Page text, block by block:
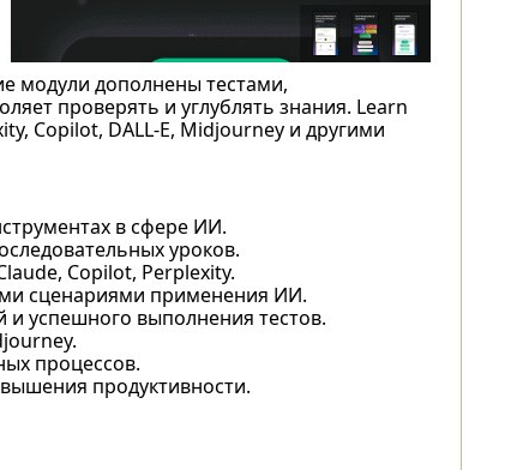
модули дополнены тестами,
проверять и углублять знания. Learn
Copilot, DALL-E, Midjourney и другими
в сфере ИИ.
уроков.
Copilot, Perplexity.
сценариями применения ИИ.
успешного выполнения тестов.
процессов.
продуктивности.